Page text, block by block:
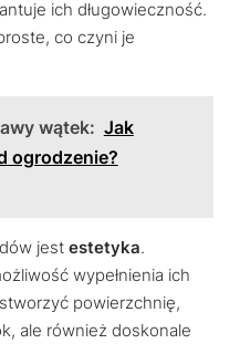
ich długowieczność.
co czyni je
wątek: Jak
ogrodzenie?
jest estetyka.
wypełnienia ich
powierzchnię,
ale również doskonale